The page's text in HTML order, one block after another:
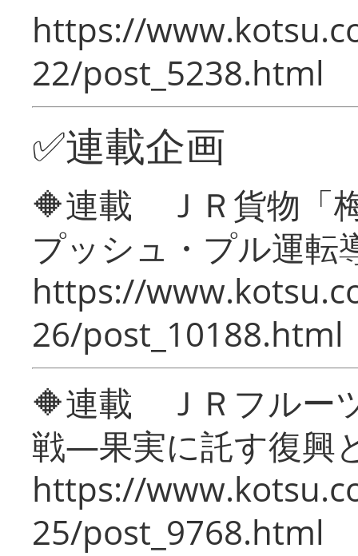
https://
22/post_5238.html
✅連載企画
🔶連載 ＪＲ貨物「
プッシュ・プル運転
https://
26/post_10188.html
🔶連載 ＪＲフルー
戦―果実に託す復興
https://
25/post_9768.html